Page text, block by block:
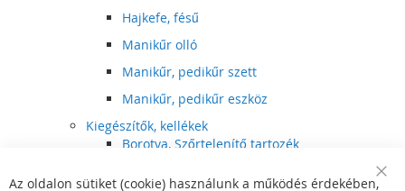
Hajkefe, fésű
Manikűr olló
Manikűr, pedikűr szett
Manikűr, pedikűr eszköz
Kiegészítők, kellékek
Borotva, Szőrtelenítő tartozék
Az oldalon sütiket (cookie) használunk a működés érdekében,